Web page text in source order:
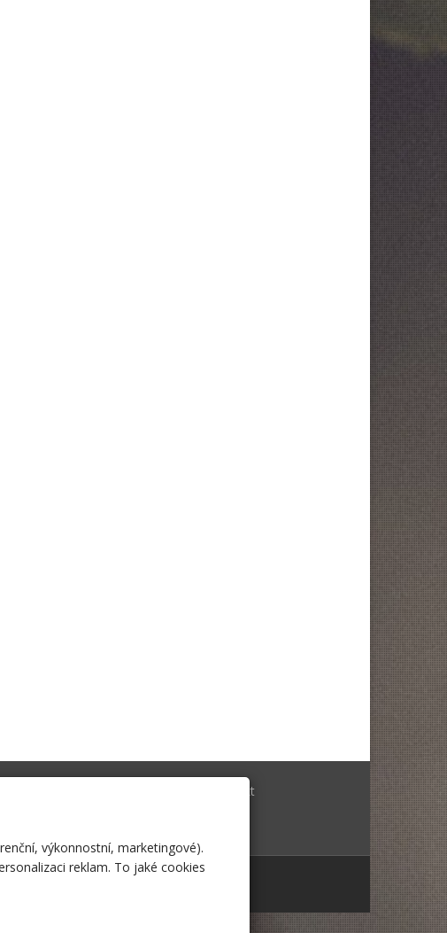
Kontakt
výkonnostní, marketingové).
reklam. To jaké cookies